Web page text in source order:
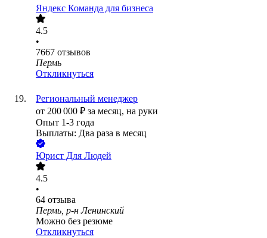
Яндекс Команда для бизнеса
4.5
•
7667 отзывов
Пермь
Откликнуться
Региональный менеджер
от 200 000 ₽ за месяц, на руки
Опыт 1-3 года
Выплаты: Два раза в месяц
Юрист Для Людей
4.5
•
64 отзыва
Пермь, р-н Ленинский
Можно без резюме
Откликнуться